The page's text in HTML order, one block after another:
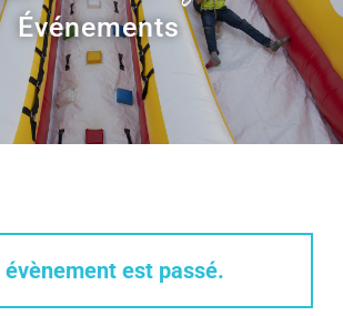
Événements
évènement est passé.